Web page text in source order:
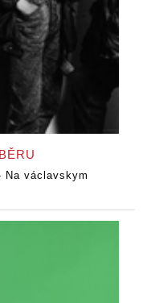
Na václavskym